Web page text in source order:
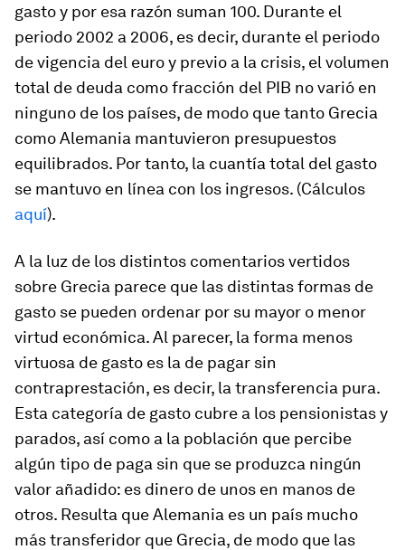
gasto y por esa razón suman 100. Durante el
periodo 2002 a 2006, es decir, durante el periodo
de vigencia del euro y previo a la crisis, el volumen
total de deuda como fracción del PIB no varió en
ninguno de los países, de modo que tanto Grecia
como Alemania mantuvieron presupuestos
equilibrados. Por tanto, la cuantía total del gasto
se mantuvo en línea con los ingresos. (Cálculos
aquí).
A la luz de los distintos comentarios vertidos
sobre Grecia parece que las distintas formas de
gasto se pueden ordenar por su mayor o menor
virtud económica. Al parecer, la forma menos
virtuosa de gasto es la de pagar sin
contraprestación, es decir, la transferencia pura.
Esta categoría de gasto cubre a los pensionistas y
parados, así como a la población que percibe
algún tipo de paga sin que se produzca ningún
valor añadido: es dinero de unos en manos de
otros. Resulta que Alemania es un país mucho
más transferidor que Grecia, de modo que las